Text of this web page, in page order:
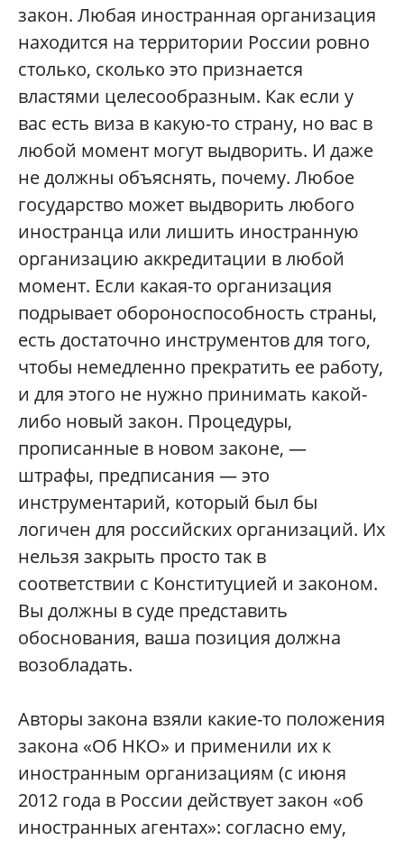
закон. Любая иностранная организация
находится на территории России ровно
столько, сколько это признается
властями целесообразным. Как если у
вас есть виза в какую-то страну, но вас в
любой момент могут выдворить. И даже
не должны объяснять, почему. Любое
государство может выдворить любого
иностранца или лишить иностранную
организацию аккредитации в любой
момент. Если какая-то организация
подрывает обороноспособность страны,
есть достаточно инструментов для того,
чтобы немедленно прекратить ее работу,
и для этого не нужно принимать какой-
либо новый закон. Процедуры,
прописанные в новом законе, —
штрафы, предписания — это
инструментарий, который был бы
логичен для российских организаций. Их
нельзя закрыть просто так в
соответствии с Конституцией и законом.
Вы должны в суде представить
обоснования, ваша позиция должна
возобладать.
Авторы закона взяли какие-то положения
закона «Об НКО» и применили их к
иностранным организациям (с июня
2012 года в России действует закон «об
иностранных агентах»: согласно ему,